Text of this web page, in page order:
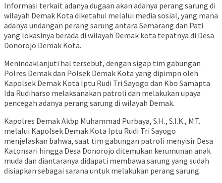
Informasi terkait adanya dugaan akan adanya perang sarung di
wilayah Demak Kota diketahui melalui media sosial, yang mana
adanya undangan perang sarung antara Semarang dan Pati
yang lokasinya berada di wilayah Demak kota tepatnya di Desa
Donorojo Demak Kota.
Menindaklanjuti hal tersebut, dengan sigap tim gabungan
Polres Demak dan Polsek Demak Kota yang dipimpn oleh
Kapolsek Demak Kota Iptu Rudi Tri Sayogo dan Kbo Samapta
Ida Rudiharso melaksanakan patroli dan melakukan upaya
pencegah adanya perang sarung di wilayah Demak.
Kapolres Demak Akbp Muhammad Purbaya, S.H., S.I.K., M.T.
melalui Kapolsek Demak Kota Iptu Rudi Tri Sayogo
menjelaskan bahwa, saat tim gabungan patroli menyisir Desa
Katonsari hingga Desa Donorojo ditemukan kerumunan anak
muda dan diantaranya didapati membawa sarung yang sudah
disiapkan sebagai sarana untuk melakukan perang sarung.